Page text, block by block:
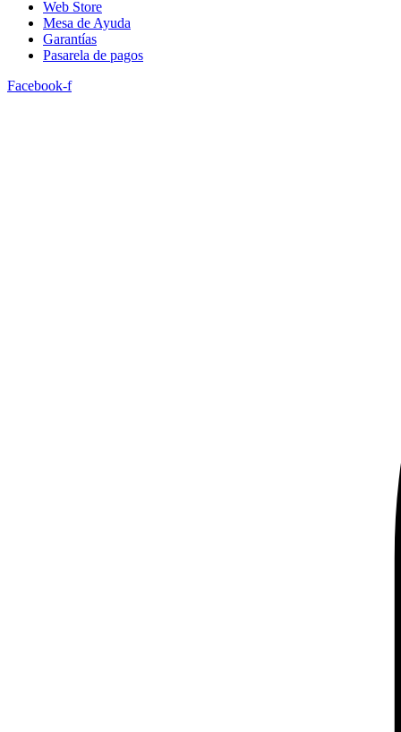
Web Store
Mesa de Ayuda
Garantías
Pasarela de pagos
Facebook-f